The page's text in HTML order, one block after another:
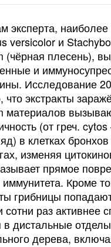
эксперта,
versicolor и
(чёрная плесень),
и
Исследование
что экстракты
материалов
(от греч.
в клетках бронхов
изменяя
прямое
иммунитета. Кроме
грибницы
сотни раз активнее
в дистальные отделы
дерева,